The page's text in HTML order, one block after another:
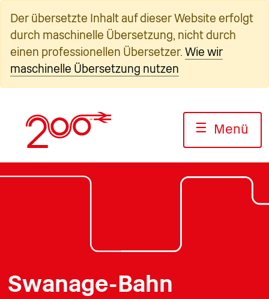
Inhalt
springen
Der übersetzte Inhalt auf dieser Website erfolgt
durch maschinelle Übersetzung, nicht durch
einen professionellen Übersetzer. Wie wir
maschinelle Übersetzung nutzen
☰ Menü
Swanage-Bahn